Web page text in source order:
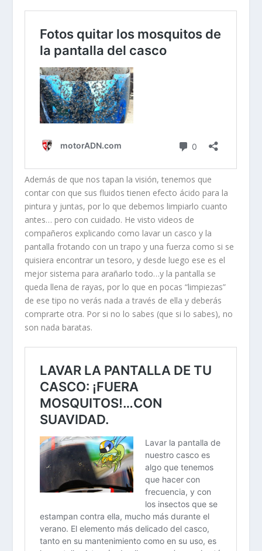
Además de que nos tapan la visión, tenemos que
contar con que sus fluidos tienen efecto ácido para la
pintura y juntas, por lo que debemos limpiarlo cuanto
antes… pero con cuidado. He visto videos de
compañeros explicando como lavar un casco y la
pantalla frotando con un trapo y una fuerza como si se
quisiera encontrar un tesoro, y desde luego ese es el
mejor sistema para arañarlo todo…y la pantalla se
queda llena de rayas, por lo que en pocas “limpiezas”
de ese tipo no verás nada a través de ella y deberás
comprarte otra. Por si no lo sabes (que si lo sabes), no
son nada baratas.